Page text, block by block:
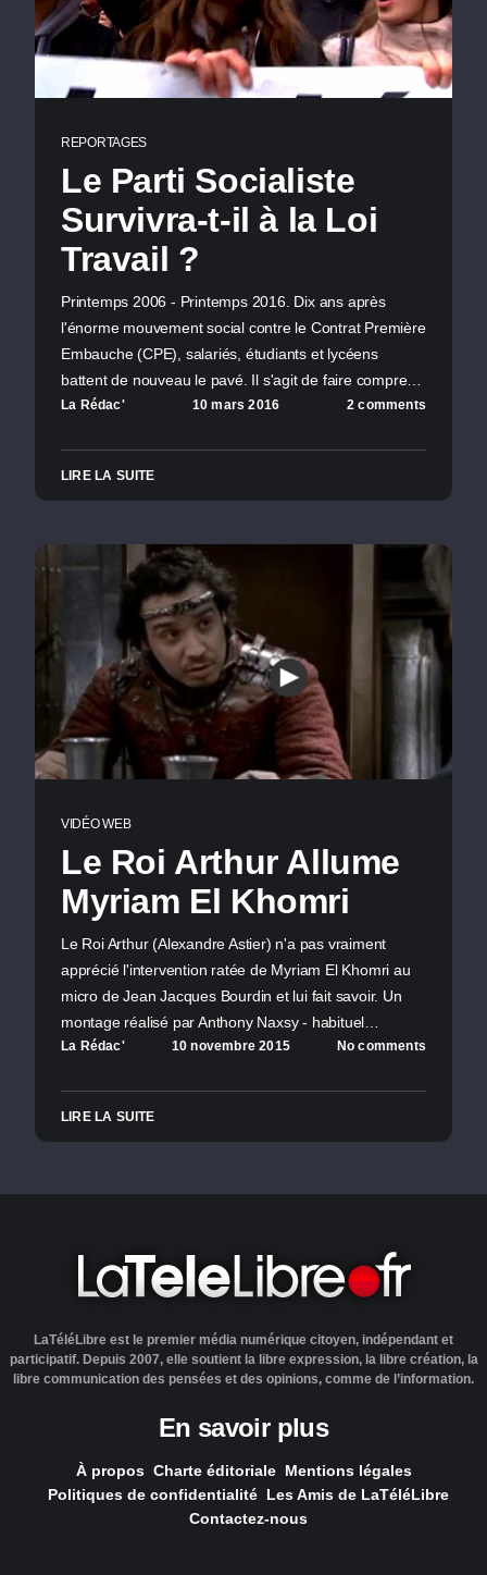
REPORTAGES
Le Parti Socialiste
Survivra-t-il à la Loi
Travail ?
Printemps 2006 - Printemps 2016. Dix ans après
l'énorme mouvement social contre le Contrat Première
Embauche (CPE), salariés, étudiants et lycéens
battent de nouveau le pavé. Il s'agit de faire compre…
La Rédac' 10 mars 2016 2 comments
LIRE LA SUITE
VIDÉO WEB
Le Roi Arthur Allume
Myriam El Khomri
Le Roi Arthur (Alexandre Astier) n'a pas vraiment
apprécié l'intervention ratée de Myriam El Khomri au
micro de Jean Jacques Bourdin et lui fait savoir. Un
montage réalisé par Anthony Naxsy - habituel…
La Rédac' 10 novembre 2015 No comments
LIRE LA SUITE
LaTéléLibre est le premier média numérique citoyen, indépendant et
participatif. Depuis 2007, elle soutient la libre expression, la libre création, la
libre communication des pensées et des opinions, comme de l’information.
En savoir plus
À propos Charte éditoriale Mentions légales
Politiques de confidentialité Les Amis de LaTéléLibre
Contactez-nous